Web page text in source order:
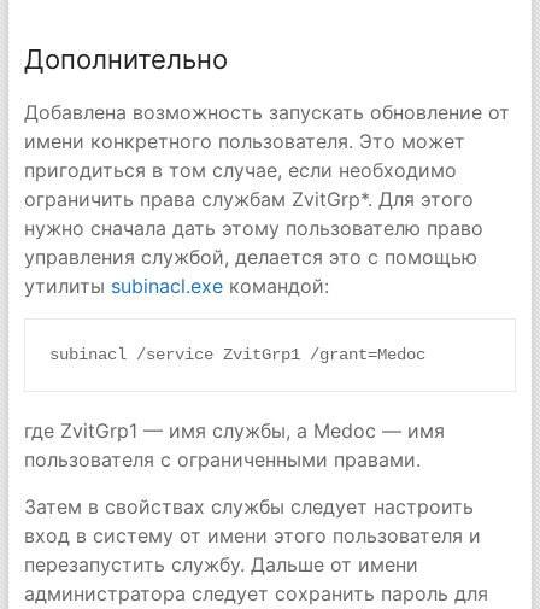
Дополнительно
Добавлена возможность запускать обновление от
имени конкретного пользователя. Это может
пригодиться в том случае, если необходимо
ограничить права службам ZvitGrp*. Для этого
нужно сначала дать этому пользователю право
управления службой, делается это с помощью
утилиты subinacl.exeкомандой:
subinacl /service ZvitGrp1 /grant=Medoc
где ZvitGrp1 — имя службы, а Medoc — имя
пользователя с ограниченными правами.
Затем в свойствах службы следует настроить
вход в систему от имени этого пользователя и
перезапустить службу. Дальше от имени
администратора следует сохранить пароль для